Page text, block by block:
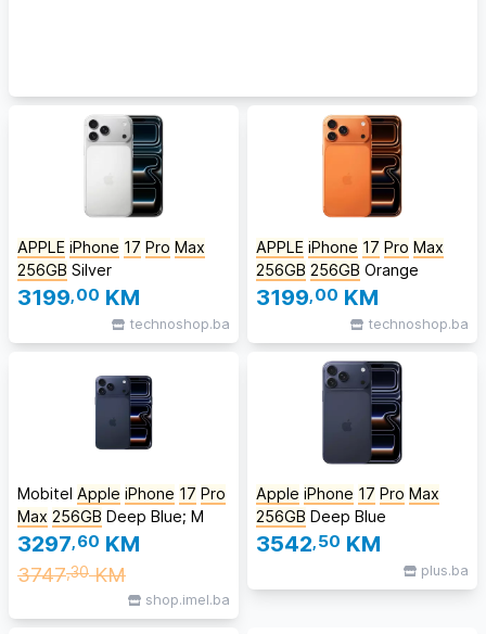
APPLE iPhone 17 Pro Max
256GB Silver
3199,00 KM
technoshop.ba
APPLE iPhone 17 Pro Max
256GB 256GB Orange
3199,00 KM
technoshop.ba
Mobitel Apple iPhone 17 Pro
Max 256GB Deep Blue; M
3297,60 KM
3747,30KM
shop.imel.ba
Apple iPhone 17 Pro Max
256GB Deep Blue
3542,50 KM
plus.ba